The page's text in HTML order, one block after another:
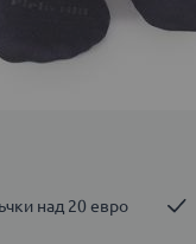
над 20 евро